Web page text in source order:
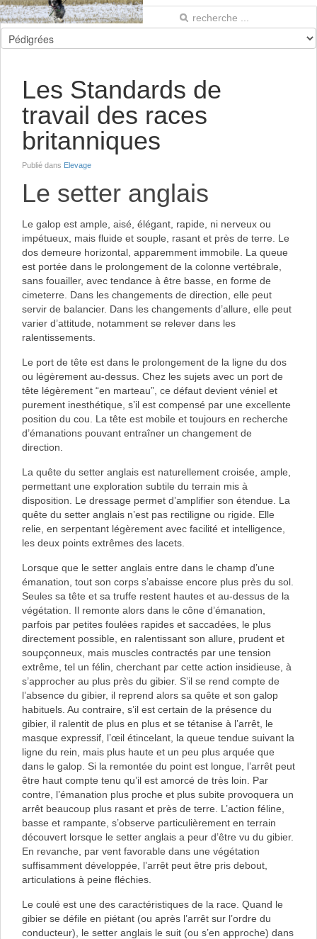
Les Standards de
travail des races
britanniques
Publié dans Elevage
Le setter anglais
Le galop est ample, aisé, élégant, rapide, ni nerveux ou
impétueux, mais fluide et souple, rasant et près de terre. Le
dos demeure horizontal, apparemment immobile. La queue
est portée dans le prolongement de la colonne vertébrale,
sans fouailler, avec tendance à être basse, en forme de
cimeterre. Dans les changements de direction, elle peut
servir de balancier. Dans les changements d’allure, elle peut
varier d’attitude, notamment se relever dans les
ralentissements.
Le port de tête est dans le prolongement de la ligne du dos
ou légèrement au-dessus. Chez les sujets avec un port de
tête légèrement “en marteau”, ce défaut devient véniel et
purement inesthétique, s’il est compensé par une excellente
position du cou. La tête est mobile et toujours en recherche
d’émanations pouvant entraîner un changement de
direction.
La quête du setter anglais est naturellement croisée, ample,
permettant une exploration subtile du terrain mis à
disposition. Le dressage permet d’amplifier son étendue. La
quête du setter anglais n’est pas rectiligne ou rigide. Elle
relie, en serpentant légèrement avec facilité et intelligence,
les deux points extrêmes des lacets.
Lorsque que le setter anglais entre dans le champ d’une
émanation, tout son corps s’abaisse encore plus près du sol.
Seules sa tête et sa truffe restent hautes et au-dessus de la
végétation. Il remonte alors dans le cône d’émanation,
parfois par petites foulées rapides et saccadées, le plus
directement possible, en ralentissant son allure, prudent et
soupçonneux, mais muscles contractés par une tension
extrême, tel un félin, cherchant par cette action insidieuse, à
s’approcher au plus près du gibier. S’il se rend compte de
l’absence du gibier, il reprend alors sa quête et son galop
habituels. Au contraire, s’il est certain de la présence du
gibier, il ralentit de plus en plus et se tétanise à l’arrêt, le
masque expressif, l’œil étincelant, la queue tendue suivant la
ligne du rein, mais plus haute et un peu plus arquée que
dans le galop. Si la remontée du point est longue, l’arrêt peut
être haut compte tenu qu’il est amorcé de très loin. Par
contre, l’émanation plus proche et plus subite provoquera un
arrêt beaucoup plus rasant et près de terre. L’action féline,
basse et rampante, s’observe particulièrement en terrain
découvert lorsque le setter anglais a peur d’être vu du gibier.
En revanche, par vent favorable dans une végétation
suffisamment développée, l’arrêt peut être pris debout,
articulations à peine fléchies.
Le coulé est une des caractéristiques de la race. Quand le
gibier se défile en piétant (ou après l’arrêt sur l’ordre du
conducteur), le setter anglais le suit (ou s’en approche) dans